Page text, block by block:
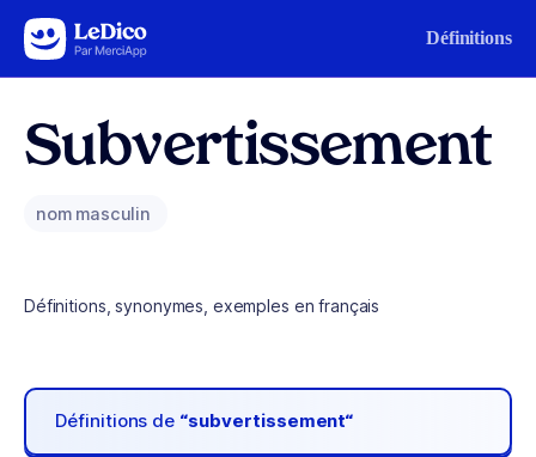
Aller au contenu Définitions
Subvertissement
nom masculin
Définitions, synonymes, exemples en français
Définitions de “subvertissement“